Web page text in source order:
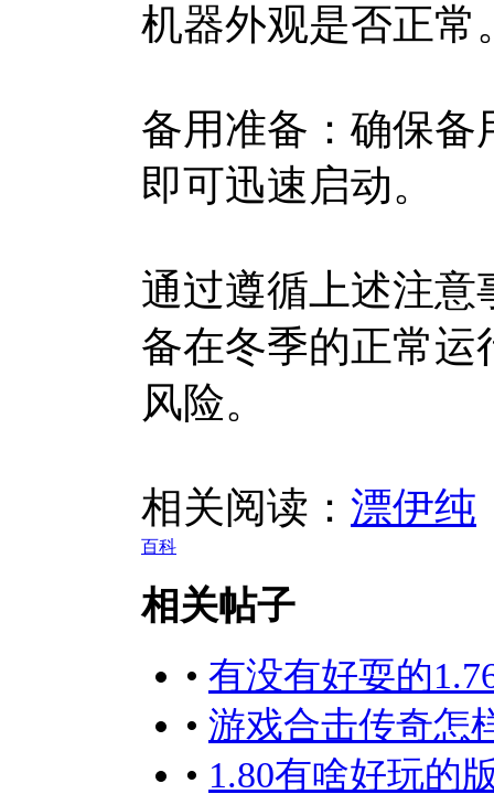
机器外观是否正常
备用准备：确保备
即可迅速启动。
通过遵循上述注意
备在冬季的正常运
风险。
相关阅读： 漂伊纯
百科
相关帖子
• 有没有好耍的
• 游戏合击传奇怎
• 1.80有啥好玩的